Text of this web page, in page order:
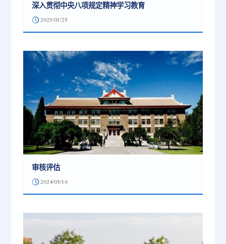
深入贯彻中央八项规定精神学习教育
2025/03/25
审核评估
2024/05/16